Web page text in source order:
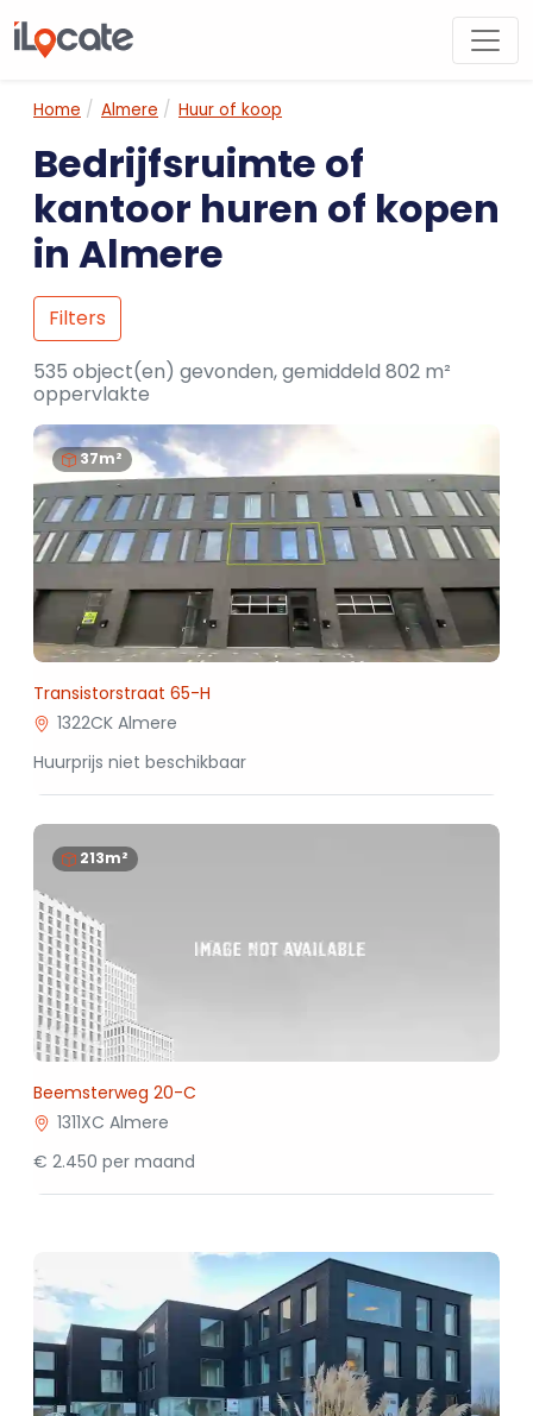
Home Almere Huur of koop
Bedrijfsruimte of
kantoor huren of kopen
in Almere
Filters
535 object(en) gevonden, gemiddeld 802 m²
oppervlakte
37m²
Transistorstraat 65-H
1322CK Almere
Huurprijs niet beschikbaar
213m²
Beemsterweg 20-C
1311XC Almere
€ 2.450 per maand